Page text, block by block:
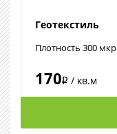
Геотекстиль
Плотность 300 мкр
170i / кв.м